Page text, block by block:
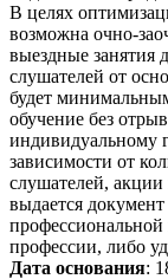
В целях
возможна очно-
выездные занятия
слушателей от
будет
обучение без
индивидуальному
зависимости от
слушателей,
выдается
профессиональной
профессии, либо
Дата основания: